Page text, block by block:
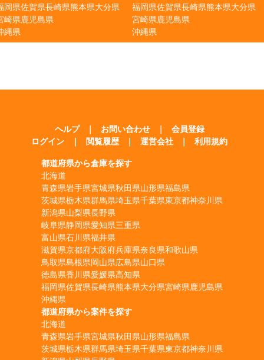
岡県佐賀県長崎県熊本県大分県
崎県鹿児島県
縄県
福岡県佐賀県長崎県熊本県大分県
宮崎県鹿児島県
沖縄県
ヘルプ ｜ お問い合わせ ｜
会員登録
ログイン
｜ 閲覧履歴 ｜ 運営会社 ｜ 利用規約
都道府県から倉庫を探す
北海道
青森県岩手県宮城県秋田県山形県福島県
茨城県栃木県群馬県埼玉県千葉県東京都神奈川県
新潟県山梨県長野県
岐阜県静岡県愛知県三重県
富山県石川県福井県
滋賀県京都府大阪府兵庫県奈良県和歌山県
鳥取県島根県岡山県広島県山口県
徳島県香川県愛媛県高知県
福岡県佐賀県長崎県熊本県大分県宮崎県鹿児島県
沖縄県
都道府県から案件を探す
北海道
青森県岩手県宮城県秋田県山形県福島県
茨城県栃木県群馬県埼玉県千葉県東京都神奈川県